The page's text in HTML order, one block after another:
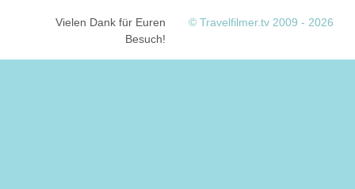
Vielen Dank für Euren
Besuch!
© Travelfilmer.tv 2009 - 2026